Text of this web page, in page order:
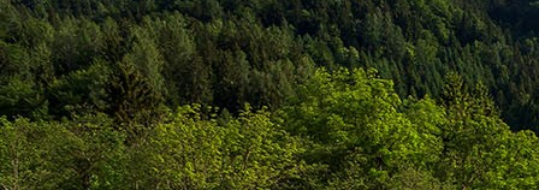
amennyiben
ovi bejárata a
nyíló
Szeretettel